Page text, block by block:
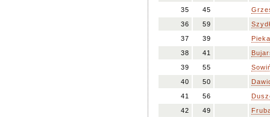
35
45
36
59
37
39
38
41
39
55
40
50
41
56
42
49